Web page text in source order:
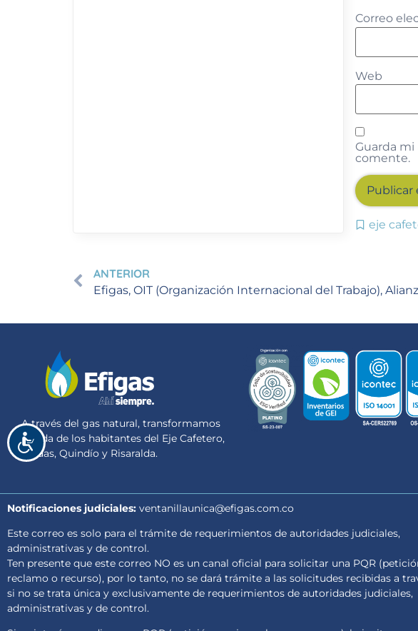
Accesibilidad
Correo
Web
Guarda
comente.
eje
ANTERIOR
A través del gas natural, transformamos
la vida de los habitantes del Eje Cafetero,
Caldas, Quindío y Risaralda.
Notificaciones judiciales: ventanillaunica@efigas.com.co
Este correo es solo para el trámite de requerimientos de autoridades judiciales,
administrativas y de control.
Ten presente que este correo NO es un canal oficial para solicitar una PQR
reclamo o recurso), por lo tanto, no se dará trámite a las solicitudes recibidas a
si no se trata única y exclusivamente de requerimientos de autoridades judiciales,
administrativas y de control.